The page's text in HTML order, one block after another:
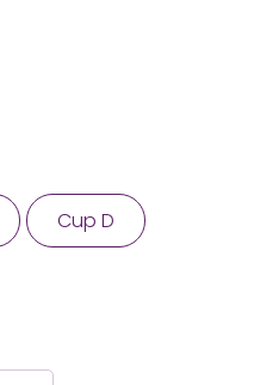
Cup D